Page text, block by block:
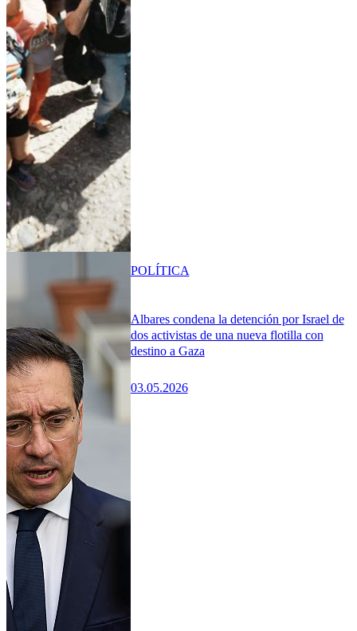
Albares condena la detención por Israel de
dos activistas de una nueva flotilla con
destino a Gaza
03.05.2026
POLÍTICA